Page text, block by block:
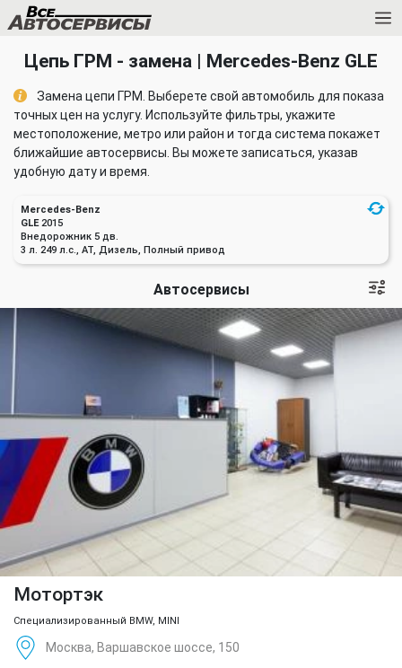
Цепь ГРМ - замена | Mercedes-Benz GLE
Замена цепи ГРМ. Выберете свой автомобиль для показа
точных цен на услугу. Используйте фильтры, укажите
местоположение, метро или район и тогда система покажет
ближайшие автосервисы. Вы можете записаться, указав
удобную дату и время.
Mercedes-Benz
GLE2015
Внедорожник 5 дв.
3 л. 249 л.с., AT, Дизель, Полный привод
Автосервисы
Мотортэк
Специализированный BMW, MINI
Москва, Варшавское шоссе, 150